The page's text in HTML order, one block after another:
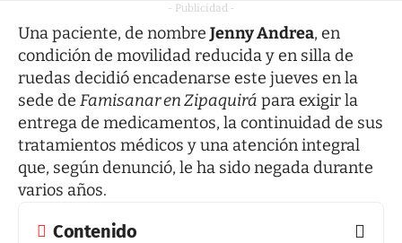
- Publicidad -
Una paciente, de nombre Jenny Andrea, en
condición de movilidad reducida y en silla de
ruedas decidió encadenarse este jueves en la
sede de Famisanar en Zipaquirá para exigir la
entrega de medicamentos, la continuidad de sus
tratamientos médicos y una atención integral
que, según denunció, le ha sido negada durante
varios años.
Contenido